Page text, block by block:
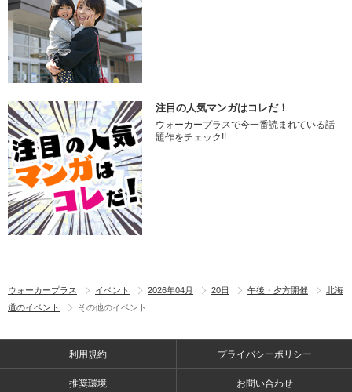
注目の人気マンガはコレだ！
ウォーカープラスで今一番読まれている話
題作をチェック!!
ウォーカープラス イベント 2026年04月 20日 午後・夕方開催
北海
道のイベント
その他のイベント
利用規約 プライバシーポリシー
推奨環境 お問い合わせ